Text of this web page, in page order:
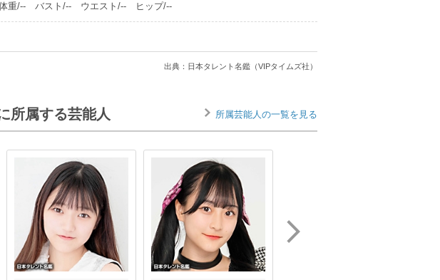
重/-- バスト/-- ウエスト/-- ヒップ/--
出典：日本タレント名鑑（VIPタイムズ社）
所属する芸能人 所属芸能人の一覧を見る